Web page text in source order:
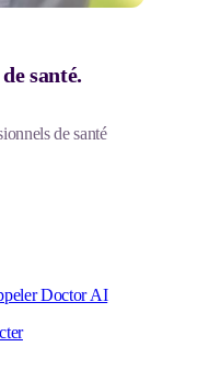
santé.
de santé
Doctor AI